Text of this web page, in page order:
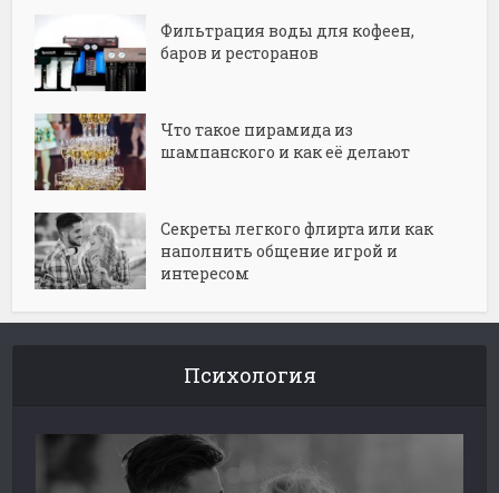
Фильтрация воды для кофеен,
баров и ресторанов
Что такое пирамида из
шампанского и как её делают
Секреты легкого флирта или как
наполнить общение игрой и
интересом
Психология